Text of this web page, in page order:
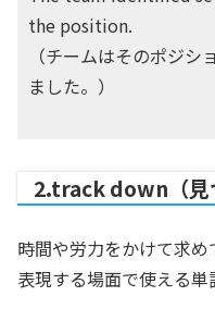
the position.
（チームはそのポジ
ました。）
2.track down（見
時間や労力をかけて求
表現する場面で使える単